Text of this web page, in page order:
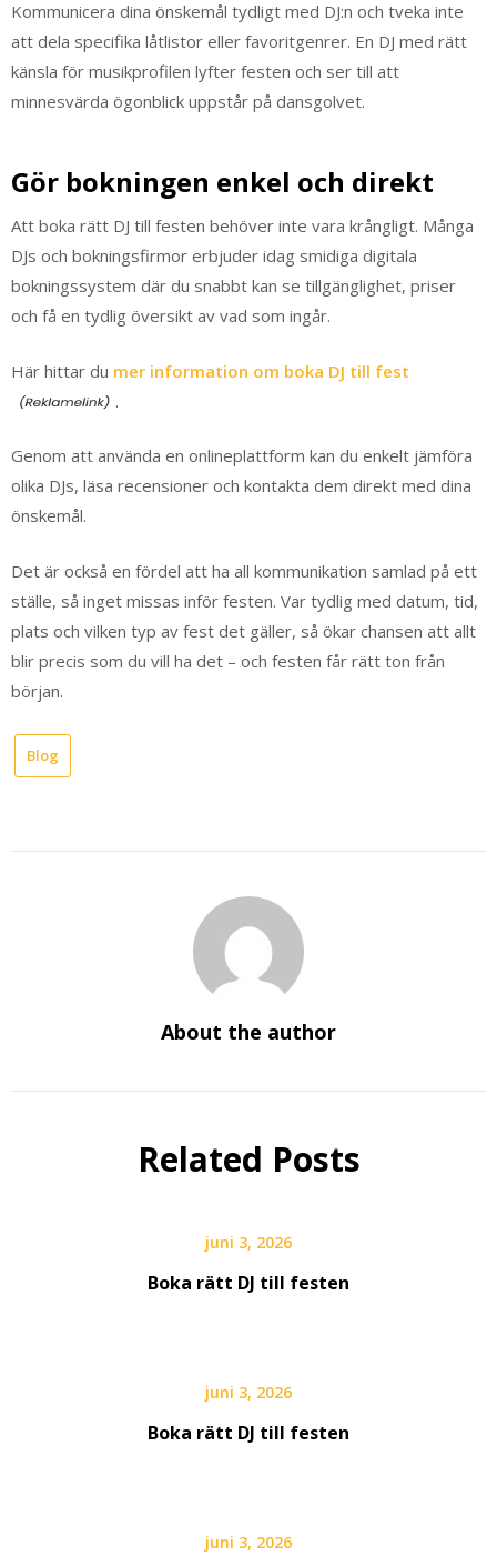
Kommunicera dina önskemål tydligt med DJ:n och tveka inte
att dela specifika låtlistor eller favoritgenrer. En DJ med rätt
känsla för musikprofilen lyfter festen och ser till att
minnesvärda ögonblick uppstår på dansgolvet.
Gör bokningen enkel och direkt
Att boka rätt DJ till festen behöver inte vara krångligt. Många
DJs och bokningsfirmor erbjuder idag smidiga digitala
bokningssystem där du snabbt kan se tillgänglighet, priser
och få en tydlig översikt av vad som ingår.
Här hittar du mer information om boka DJ till fest
.
Genom att använda en onlineplattform kan du enkelt jämföra
olika DJs, läsa recensioner och kontakta dem direkt med dina
önskemål.
Det är också en fördel att ha all kommunikation samlad på ett
ställe, så inget missas inför festen. Var tydlig med datum, tid,
plats och vilken typ av fest det gäller, så ökar chansen att allt
blir precis som du vill ha det – och festen får rätt ton från
början.
Blog
About the author
Related Posts
juni 3, 2026
Boka rätt DJ till festen
juni 3, 2026
Boka rätt DJ till festen
juni 3, 2026